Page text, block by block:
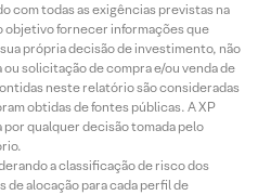
com todas as exigências previstas na
objetivo fornecer informações que
própria decisão de investimento, não
solicitação de compra e/ou venda de
neste relatório são consideradas
obtidas de fontes públicas. A XP
qualquer decisão tomada pelo
a classificação de risco dos
de alocação para cada perfil de